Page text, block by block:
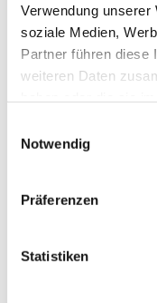
Verwendung
soziale Medien,
Partner führen diese
weiteren Daten
Cookies, wenn Sie
Notwendig
Präferenzen
Statistiken
Februar 2022
Dezember 2021
September 2021
Juni 2021
März 2021